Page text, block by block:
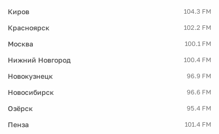
Киров 104.3 FM
Красноярск 102.2 FM
Москва 100.1 FM
Нижний Новгород 100.4 FM
Новокузнецк 96.9 FM
Новосибирск 96.6 FM
Озёрск 95.4 FM
Пенза 101.4 FM